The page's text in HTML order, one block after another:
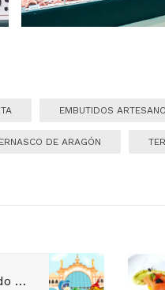
EMBUTIDOS
DE ARAGÓN
El encanto del mercado Central.